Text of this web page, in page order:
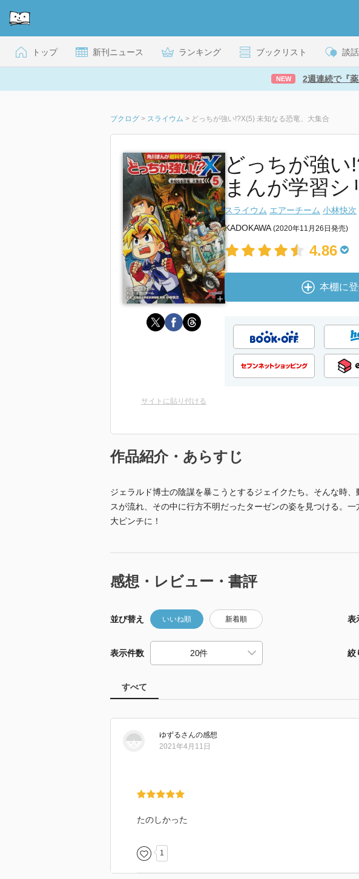
トップ 新刊ニュース ランキング ブックリスト 談
NEW 2週連続で『
ブクログ > スライウム > どっちが強い!?X(5) 未知なる恐竜、大集合
どっちが強い
まんが学習シ
スライウム エアーチーム 小林快次
KADOKAWA(2020年11月26日発売)
4.86
本棚に
サイトに貼り付ける
作品紹介・あらすじ
ジェラルド博士の陰謀を暴こうとするジェイクたち。そんな時
スが流れ、その中に行方不明だったターゼンの姿を見つける。
大ピンチに！
感想・レビュー・書評
並び替え いいね順 新着順 表
表示件数 絞
すべて
ゆずるさんの感想
2021年4月11日
たのしかった
1